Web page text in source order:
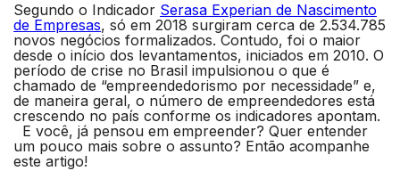
Segundo o Indicador Serasa Experian de Nascimento
de Empresas, só em 2018 surgiram cerca de 2.534.785
novos negócios formalizados. Contudo, foi o maior
desde o início dos levantamentos, iniciados em 2010. O
período de crise no Brasil impulsionou o que é
chamado de “empreendedorismo por necessidade” e,
de maneira geral, o número de empreendedores está
crescendo no país conforme os indicadores apontam.
E você, já pensou em empreender? Quer entender
um pouco mais sobre o assunto? Então acompanhe
este artigo!